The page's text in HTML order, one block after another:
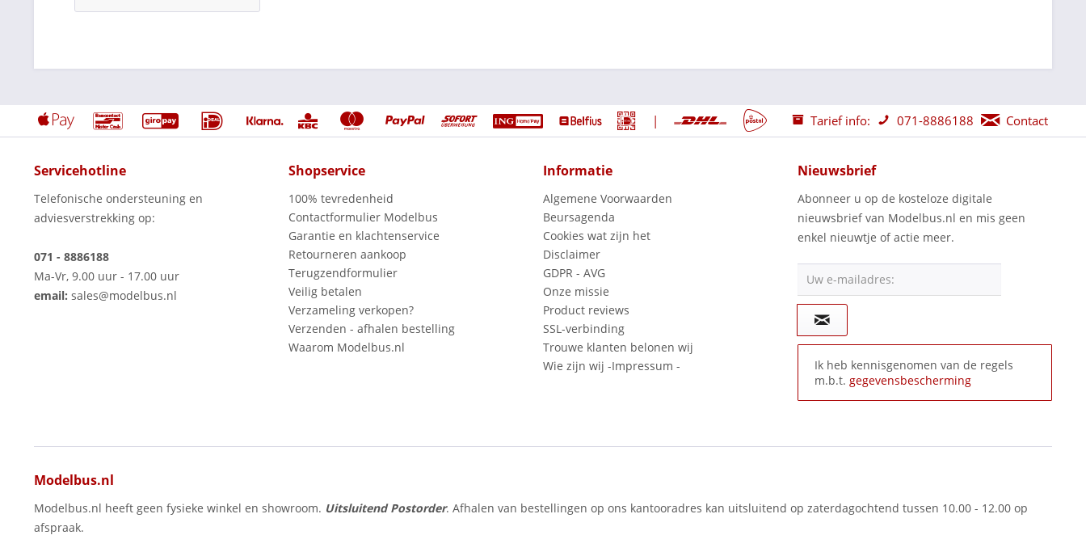
| Tarief info: 071-8886188 Contact
Servicehotline
Telefonische ondersteuning en
adviesverstrekking op:
071 - 8886188
Ma-Vr, 9.00 uur - 17.00 uur
email: sales@modelbus.nl
Shopservice
100% tevredenheid
Contactformulier Modelbus
Garantie en klachtenservice
Retourneren aankoop
Terugzendformulier
Veilig betalen
Verzameling verkopen?
Verzenden - afhalen bestelling
Waarom Modelbus.nl
Informatie
Algemene Voorwaarden
Beursagenda
Cookies wat zijn het
Disclaimer
GDPR - AVG
Onze missie
Product reviews
SSL-verbinding
Trouwe klanten belonen wij
Wie zijn wij -Impressum -
Nieuwsbrief
Abonneer u op de kosteloze digitale
nieuwsbrief van Modelbus.nl en mis geen
enkel nieuwtje of actie meer.
Uw e-mailadres:
Ik heb kennisgenomen van de regels
m.b.t. gegevensbescherming
Modelbus.nl
Modelbus.nl heeft geen fysieke winkel en showroom. Uitsluitend Postorder. Afhalen van bestellingen op ons kantooradres kan uitsluitend op zaterdagochtend tussen 10.00 - 12.00 op
afspraak.